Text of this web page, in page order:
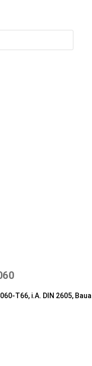
T66, i.A. DIN 2605,